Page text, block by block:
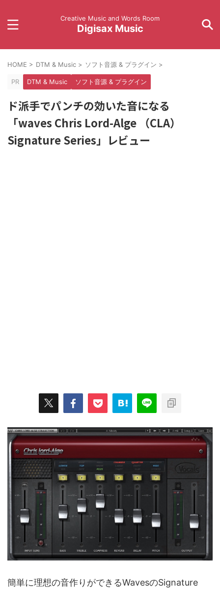
Creative Music and Words Room
Digisax Music
HOME > DTM & Music > ソフト音源 & プラグイン >
PR DTM & Music ソフト音源 & プラグイン
ド派手でパンチの効いた音になる
「waves Chris Lord-Alge （CLA）
Signature Series」レビュー
簡単に理想の音作りができるWavesのSignature